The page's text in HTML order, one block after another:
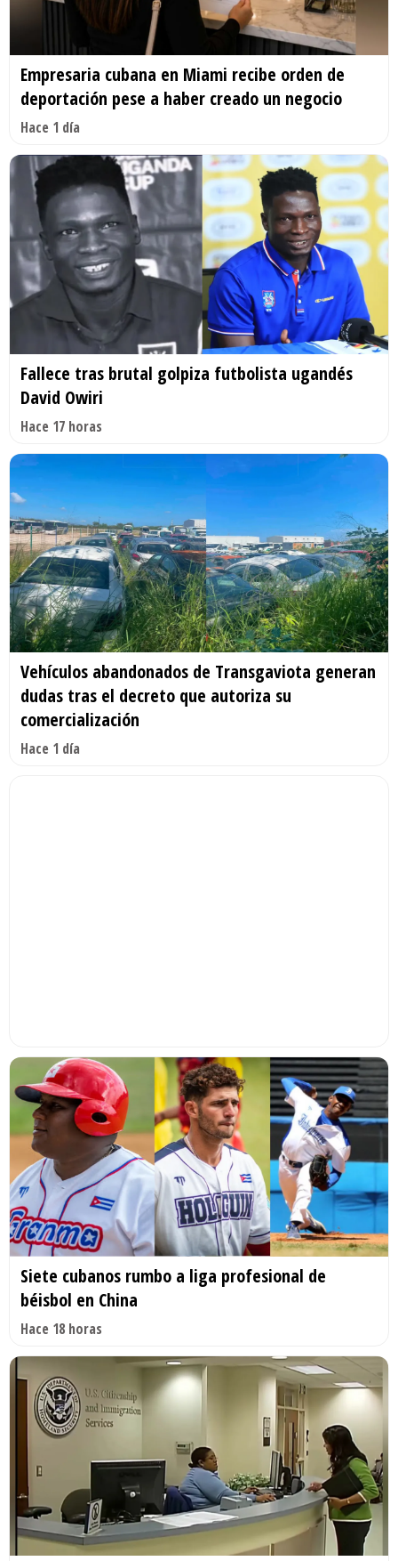
Empresaria cubana en Miami recibe orden de
deportación pese a haber creado un negocio
Hace 1 día
Fallece tras brutal golpiza futbolista ugandés
David Owiri
Hace 17 horas
Vehículos abandonados de Transgaviota generan
dudas tras el decreto que autoriza su
comercialización
Hace 1 día
Siete cubanos rumbo a liga profesional de
béisbol en China
Hace 18 horas